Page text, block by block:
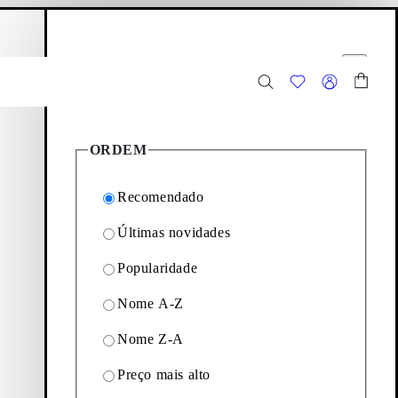
de salto alto,
ORDEM
Recomendado
Últimas novidades
Popularidade
Nome A-Z
Nome Z-A
Preço mais alto
Produtos